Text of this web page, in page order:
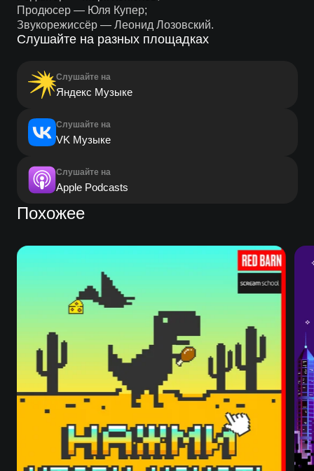
Продюсер — Юля Купер;
Звукорежиссёр — Леонид Лозовский.
Слушайте на разных площадках
Слушайте на
Яндекс Музыке
Слушайте на
VK Музыке
Слушайте на
Apple Podcasts
Похожее